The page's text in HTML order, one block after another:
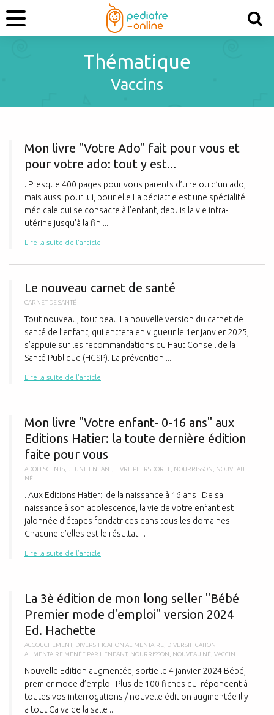
Thématique
Vaccins
Mon livre "Votre Ado" fait pour vous et
pour votre ado: tout y est...
. Presque 400 pages pour vous parents d’une ou d’un ado,
mais aussi pour lui, pour elle La pédiatrie est une spécialité
médicale qui se consacre à l’enfant, depuis la vie intra-
utérine jusqu’à la fin ...
Lire la suite de l'article
Le nouveau carnet de santé
CARNET DE SANTÉ
Tout nouveau, tout beau La nouvelle version du carnet de
santé de l’enfant, qui entrera en vigueur le 1er janvier 2025,
s’appuie sur les recommandations du Haut Conseil de la
Santé Publique (HCSP). La prévention ...
Lire la suite de l'article
Mon livre "Votre enfant- 0-16 ans" aux
Editions Hatier: la toute dernière édition
faite pour vous
ADOLESCENTS JEUNE ENFANT, LIVRE PFERSDORFF NOURRISSON
NOUVEAU
NÉ
. Aux Editions Hatier: de la naissance à 16 ans ! De sa
naissance à son adolescence, la vie de votre enfant est
jalonnée d’étapes fondatrices dans tous les domaines.
Chacune d’elles est le résultat ...
Lire la suite de l'article
La 3è édition de mon long seller "Bébé
Premier mode d'emploi" version 2024
Ed. Hachette
ACCOUCHEMENT, DIVERSIFICATION ALIMENTAIRE
DIVERSIFICATION
ALIMENTAIRE MENÉE PAR L'ENFANT, NOURRISSON NOUVEAU NÉ VACCIN
Nouvelle Edition augmentée, sortie le 4 janvier 2024 Bébé,
premier mode d’emploi: Plus de 100 fiches qui répondent à
toutes vos interrogations / nouvelle édition augmentée Il y
a tout Ca va de la salle ...